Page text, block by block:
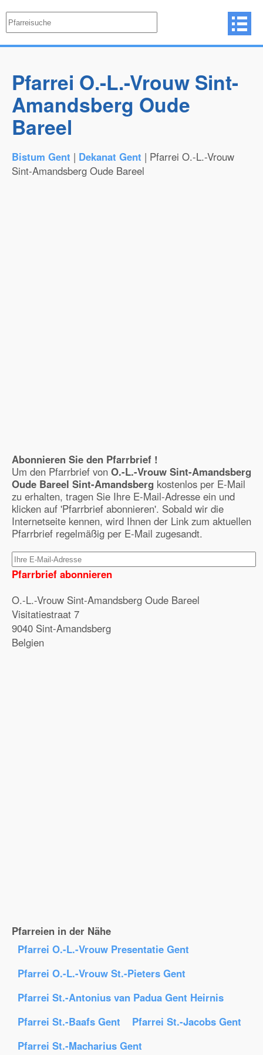
Pfarrei O.-L.-Vrouw Sint-
Amandsberg Oude
Bareel
Bistum Gent | Dekanat Gent | Pfarrei O.-L.-Vrouw
Sint-Amandsberg Oude Bareel
Abonnieren Sie den Pfarrbrief !
Um den Pfarrbrief von O.-L.-Vrouw Sint-Amandsberg
Oude Bareel Sint-Amandsberg kostenlos per E-Mail
zu erhalten, tragen Sie Ihre E-Mail-Adresse ein und
klicken auf 'Pfarrbrief abonnieren'. Sobald wir die
Internetseite kennen, wird Ihnen der Link zum aktuellen
Pfarrbrief regelmäßig per E-Mail zugesandt.
Pfarrbrief abonnieren
O.-L.-Vrouw Sint-Amandsberg Oude Bareel
Visitatiestraat 7
9040 Sint-Amandsberg
Belgien
Pfarreien in der Nähe
Pfarrei O.-L.-Vrouw Presentatie Gent
Pfarrei O.-L.-Vrouw St.-Pieters Gent
Pfarrei St.-Antonius van Padua Gent Heirnis
Pfarrei St.-Baafs Gent
Pfarrei St.-Jacobs Gent
Pfarrei St.-Macharius Gent